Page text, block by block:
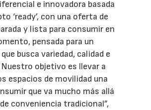
e innovadora basada
‘ready’, con una oferta de
y lista para consumir en
pensada para un
busca variedad, calidad e
objetivo es llevar a
espacios de movilidad una
que va mucho más allá
conveniencia tradicional”,